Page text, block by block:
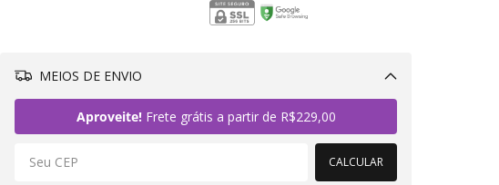
MEIOS DE ENVIO
Aproveite!Frete grátis a partir de R$229,00
CALCULAR